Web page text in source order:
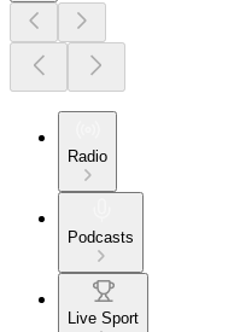
Radio
Podcasts
Live Sport